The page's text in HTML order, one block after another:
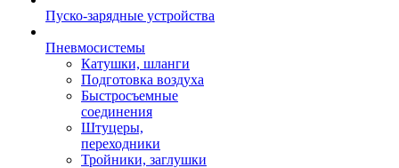
Пуско-зарядные устройства
Пневмосистемы
Катушки, шланги
Подготовка воздуха
Быстросъемные
соединения
Штуцеры,
переходники
Тройники, заглушки